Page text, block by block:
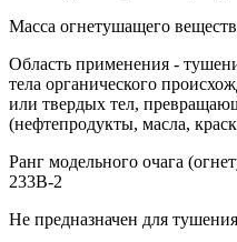
Масса огнетушащего
Область применения -
тела органического
или твердых тел,
(нефтепродукты, масла,
Ранг модельного очага
233В-2
Не предназначен для